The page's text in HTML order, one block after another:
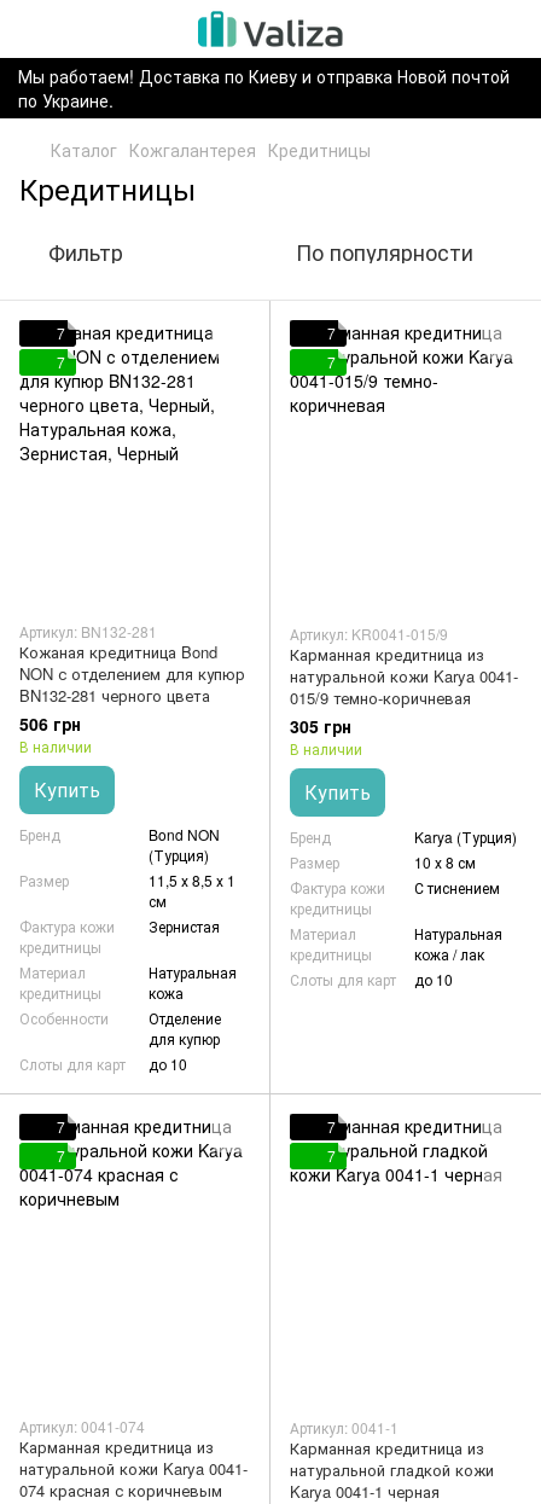
Мы работаем! Доставка по Киеву и отправка Новой почтой
по Украине.
Каталог Кожгалантерея Кредитницы
Кредитницы
Фильтр По популярности
7
7
Артикул: BN132-281
Кожаная кредитница Bond
NON с отделением для купюр
BN132-281 черного цвета
506 грн
В наличии
Купить
Бренд
Bond NON
(Турция)
Размер
11,5 х 8,5 х 1
см
Фактура кожи
кредитницы
Зернистая
Материал
кредитницы
Натуральная
кожа
Особенности
Отделение
для купюр
Слоты для карт
до 10
7
7
Артикул: KR0041-015/9
Карманная кредитница из
натуральной кожи Karya 0041-
015/9 темно-коричневая
305 грн
В наличии
Купить
Бренд
Karya (Турция)
Размер
10 х 8 см
Фактура кожи
кредитницы
С тиснением
Материал
кредитницы
Натуральная
кожа / лак
Слоты для карт
до 10
7
7
Артикул: 0041-074
Карманная кредитница из
натуральной кожи Karya 0041-
074 красная с коричневым
7
7
Артикул: 0041-1
Карманная кредитница из
натуральной гладкой кожи
Karya 0041-1 черная